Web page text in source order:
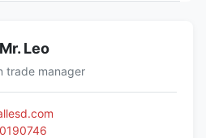
Mr. Leo
trade manager